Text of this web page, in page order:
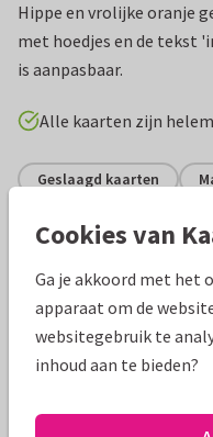
Hippe en vrolijke oranje
met hoedjes en de tekst
is aanpasbaar.
Alle kaarten zijn
Geslaagd kaarten
Specificaties bij deze
Papiersoort: Kies
Witte
Cookies van
Ga je akkoord met het
apparaat om de
websitegebruik te
inhoud aan te bieden?